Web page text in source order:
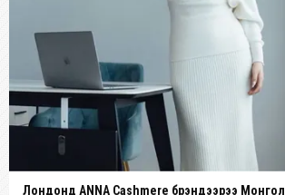
Лондонд ANNA Cashmere брэндээрээ Монгол